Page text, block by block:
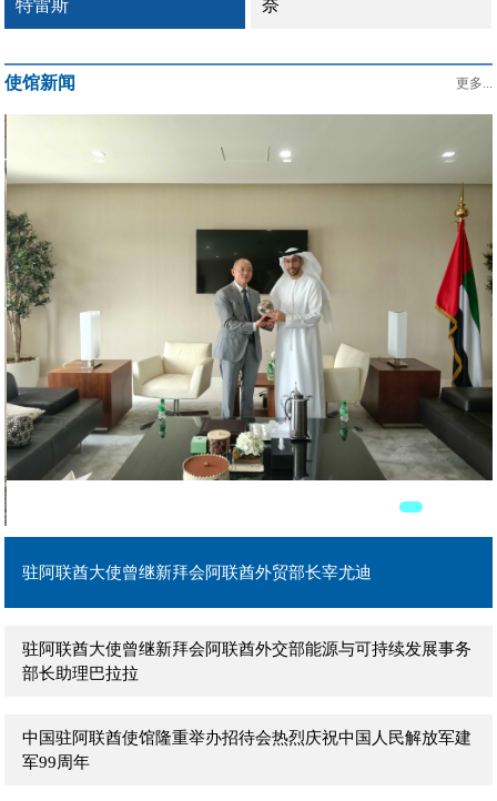
奈
使馆新闻 更多...
驻阿联酋大使曾继新在阿主流媒体发表署名文章《团结是强国
之本》
驻阿联酋大使曾继新拜会阿联酋外贸部长宰尤迪
驻阿联酋大使曾继新拜会阿联酋外交部能源与可持续发展事务
部长助理巴拉拉
中国驻阿联酋使馆隆重举办招待会热烈庆祝中国人民解放军建
军99周年
驻阿联酋大使曾继新到任拜会阿治曼王储兼执行委员会主席阿
马尔